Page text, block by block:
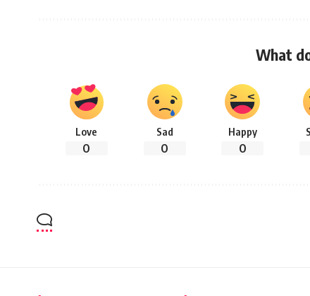
What
Love
0
Sad
0
Happy
0